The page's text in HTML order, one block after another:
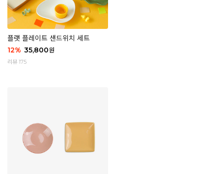
플랫 플레이트 샌드위치 세트
12% 35,800원
리뷰 175